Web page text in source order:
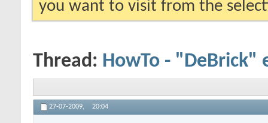
you want to visit from the
Thread: HowTo - "DeBrick"
27-07-2009, 20:04